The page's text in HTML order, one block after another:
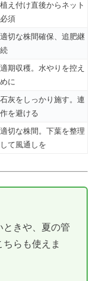
植え付け直後からネット
必須
適切な株間確保、追肥継
続
適期収穫。水やりを控え
めに
石灰をしっかり施す。連
作を避ける
適切な株間。下葉を整理
して風通しを
ときや、夏の管
らも使えま